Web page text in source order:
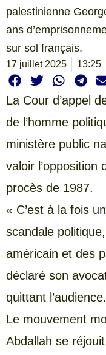
palestinienne
ans
sur sol français.
17 juillet 2025 13:25
La Cour d’appel
de l’homme
ministère public
valoir l’opposition
procès de 1987.
« C’est à la fois
scandale
américain et des
déclaré son
quittant l’audience.
Le mouvement
Abdallah se